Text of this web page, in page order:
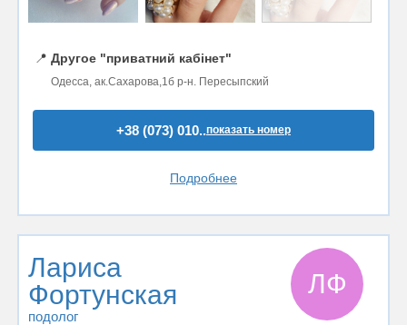
📍 Другое "приватний кабінет"
Одесса, ак.Сахарова,1б р-н. Пересыпский
+38 (073) 010..показать номер
Подробнее
Лариса
Фортунская
подолог
ЛФ